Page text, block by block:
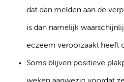
dat dan melden aan de
is dan namelijk
eczeem veroorzaakt heeft
Soms blijven positieve